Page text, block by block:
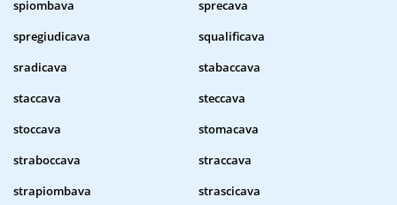
spiombava
sprecava
spregiudicava
squalificava
sradicava
stabaccava
staccava
steccava
stoccava
stomacava
straboccava
straccava
strapiombava
strascicava